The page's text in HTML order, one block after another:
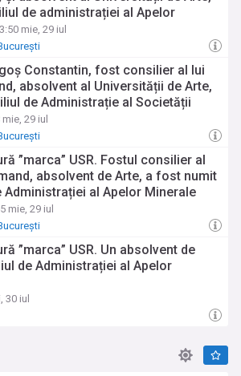
de administrației al Apelor
de stat din subordinea
condusă de Irineu Darău
mie, 29 iul
Constantin, fost consilier al lui
absolvent al Universității de Arte,
de Administrație al Societății
Minerale
29 iul
”marca” USR. Fostul consilier al
absolvent de Arte, a fost numit
Administrației al Apelor Minerale
mie, 29 iul
”marca” USR. Un absolvent de
de Administrației al Apelor
30 iul